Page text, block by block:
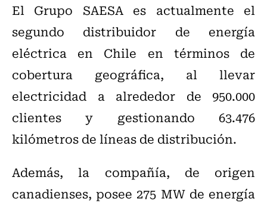
El Grupo SAESA es actualmente el
segundo distribuidor de energía
eléctrica en Chile en términos de
cobertura geográfica, al llevar
electricidad a alrededor de 950.000
clientes y gestionando 63.476
kilómetros de líneas de distribución.
Además, la compañía, de origen
canadienses, posee 275 MW de energía